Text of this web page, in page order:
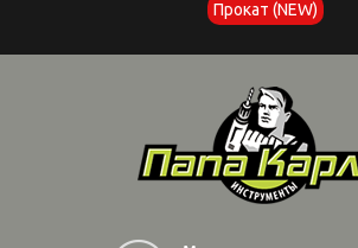
Прокат (NEW)